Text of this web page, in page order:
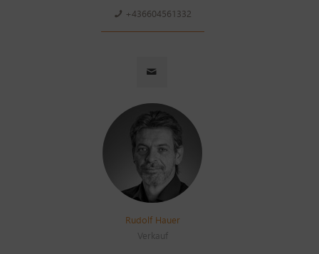
+436604561332
Rudolf Hauer
Verkauf